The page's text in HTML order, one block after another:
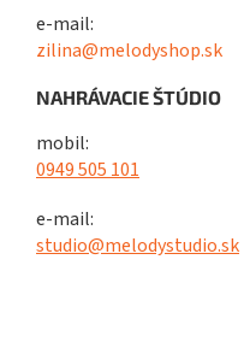
e-mail:
zilina@melodyshop.sk
NAHRÁVACIE ŠTÚDIO
mobil:
0949 505 101
e-mail:
studio@melodystudio.sk